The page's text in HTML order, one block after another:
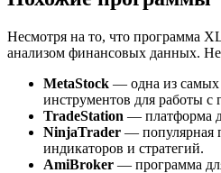
Несмотря на то, что программа
анализом финансовых данных.
MetaStock — одна из самых
инструментов для работы с
TradeStation — платформа
NinjaTrader — популярная
индикаторов и стратегий.
AmiBroker — программа